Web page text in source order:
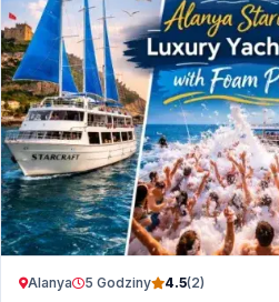
Alanya 5 Godziny 4.5(2)